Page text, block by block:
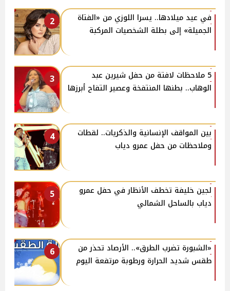
2
في عيد ميلادها.. يسرا اللوزي من «الفتاة
الجميلة» إلى بطلة الشخصيات المركبة
3
5 ملاحظات لافتة من حفل شيرين عبد
الوهاب.. بطنها المنتفخة وعصير التفاح أبرزها
4
بين المواقف الإنسانية والذكريات.. لقطات
وملاحظات من حفل عمرو دياب
5
لجين خليفة تخطف الأنظار في حفل عمرو
دياب بالساحل الشمالي
6
«الشبورة تضرب الطرق».. الأرصاد تحذر من
طقس شديد الحرارة ورطوبة مرتفعة اليوم